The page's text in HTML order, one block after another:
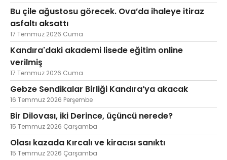
Bu çile ağustosu görecek. Ova’da ihaleye itiraz
asfaltı aksattı
17 Temmuz 2026 Cuma
Kandıra'daki akademi lisede eğitim online
verilmiş
17 Temmuz 2026 Cuma
Gebze Sendikalar Birliği Kandıra’ya akacak
16 Temmuz 2026 Perşembe
Bir Dilovası, iki Derince, üçüncü nerede?
15 Temmuz 2026 Çarşamba
Olası kazada Kırcalı ve kiracısı sanıktı
15 Temmuz 2026 Çarşamba